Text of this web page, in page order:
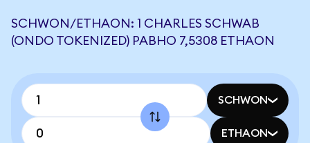
SCHWON/ETHAON: 1 CHARLES SCHWAB
(ONDO TOKENIZED) РАВНО 7,5308 ETHAON
SCHWON
ETHAON